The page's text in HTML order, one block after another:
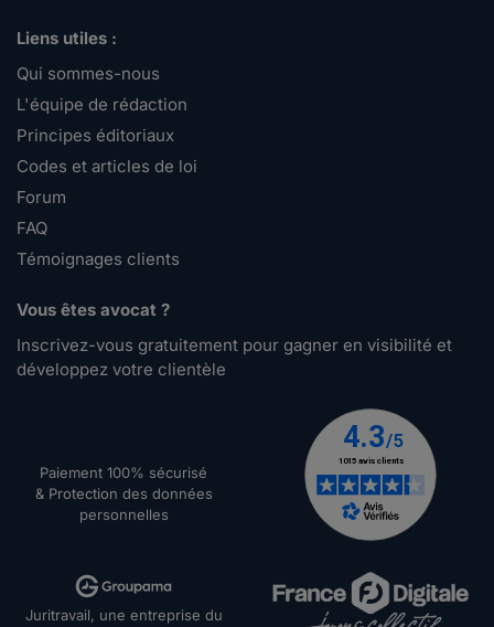
Liens utiles :
Qui sommes-nous
L'équipe de rédaction
Principes éditoriaux
Codes et articles de loi
Forum
FAQ
Témoignages clients
Vous êtes avocat ?
Inscrivez-vous gratuitement pour gagner en visibilité et
développez votre clientèle
Paiement 100% sécurisé
& Protection des données
personnelles
Juritravail, une entreprise du